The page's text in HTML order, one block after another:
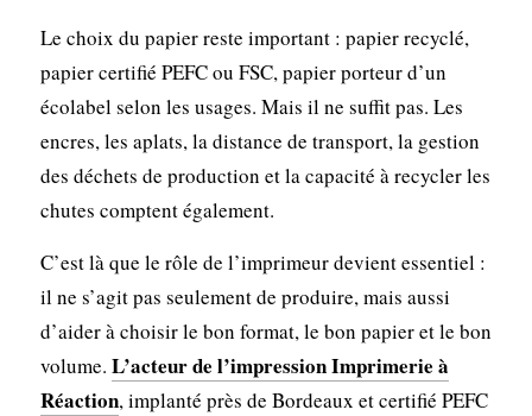
Le choix du papier reste important : papier recyclé,
papier certifié PEFC ou FSC, papier porteur d’un
écolabel selon les usages. Mais il ne suffit pas. Les
encres, les aplats, la distance de transport, la gestion
des déchets de production et la capacité à recycler les
chutes comptent également.
C’est là que le rôle de l’imprimeur devient essentiel :
il ne s’agit pas seulement de produire, mais aussi
d’aider à choisir le bon format, le bon papier et le bon
volume. L’acteur de l’impression Imprimerie à
Réaction, implanté près de Bordeaux et certifié PEFC